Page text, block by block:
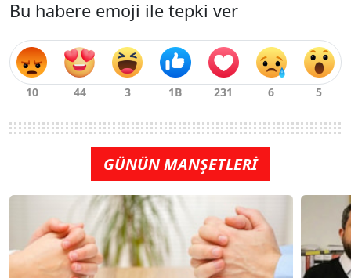
Bu habere emoji ile tepki ver
GÜNÜN MANŞETLERİ